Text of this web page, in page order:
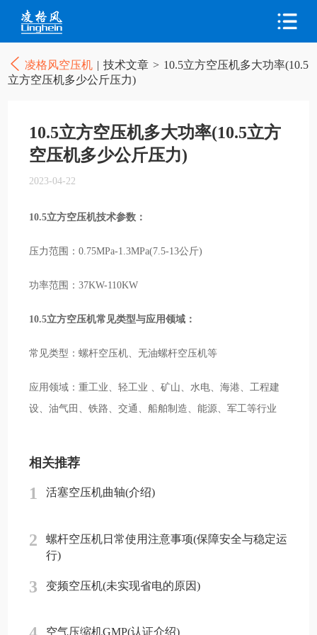
凌格风空压机 | 技术文章 > 10.5立方空压机多大功率(10.5
立方空压机多少公斤压力)
10.5立方空压机多大功率(10.5立方
空压机多少公斤压力)
2023-04-22
10.5立方空压机技术参数：
压力范围：0.75MPa-1.3MPa(7.5-13公斤)
功率范围：37KW-110KW
10.5立方空压机常见类型与应用领域：
常见类型：螺杆空压机、无油螺杆空压机等
应用领域：重工业、轻工业 、矿山、水电、海港、工程建
设、油气田、铁路、交通、船舶制造、能源、军工等行业
相关推荐
1 活塞空压机曲轴(介绍)
2
螺杆空压机日常使用注意事项(保障安全与稳定运
行)
3 变频空压机(未实现省电的原因)
空气压缩机GMP(认证介绍)